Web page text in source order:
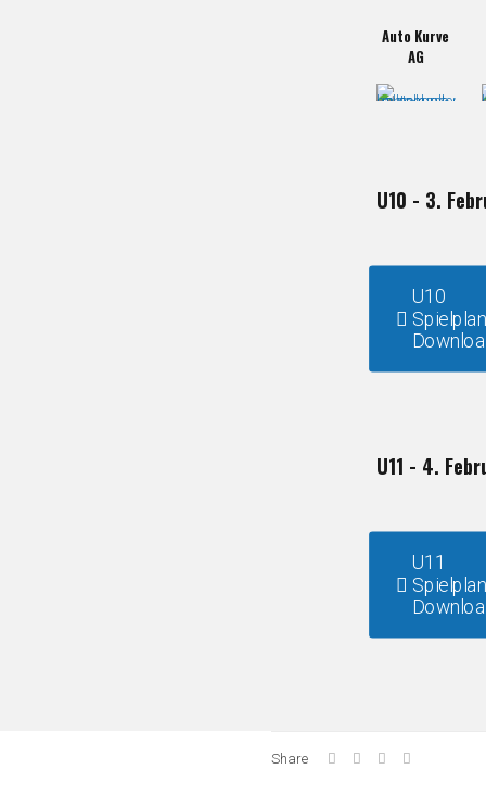
Auto Kurve
AG
U10 - 3.
U10
Spielplan
U11 - 4.
U11
Spielplan
Share